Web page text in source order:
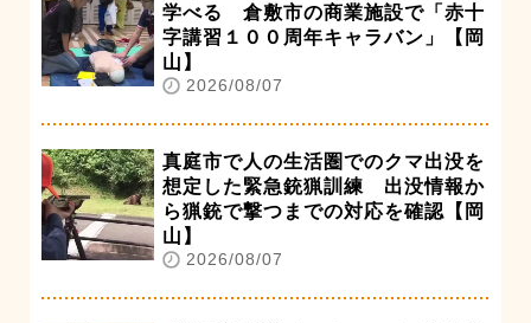
学べる 倉敷市の商業施設で「赤十
字講習１００周年キャラバン」【岡
山】
2026/08/07
真庭市で人の生活圏でのクマ出没を
想定した緊急銃猟訓練 出没情報か
ら猟銃で撃つまでの対応を確認【岡
山】
2026/08/07